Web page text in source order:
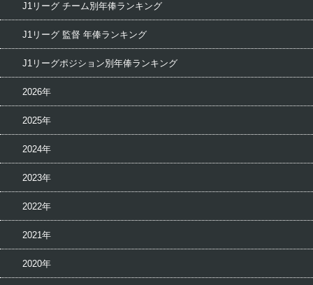
J1リーグ チーム別年俸ランキング
J1リーグ 監督 年俸ランキング
J1リーグポジション別年俸ランキング
2026年
2025年
2024年
2023年
2022年
2021年
2020年